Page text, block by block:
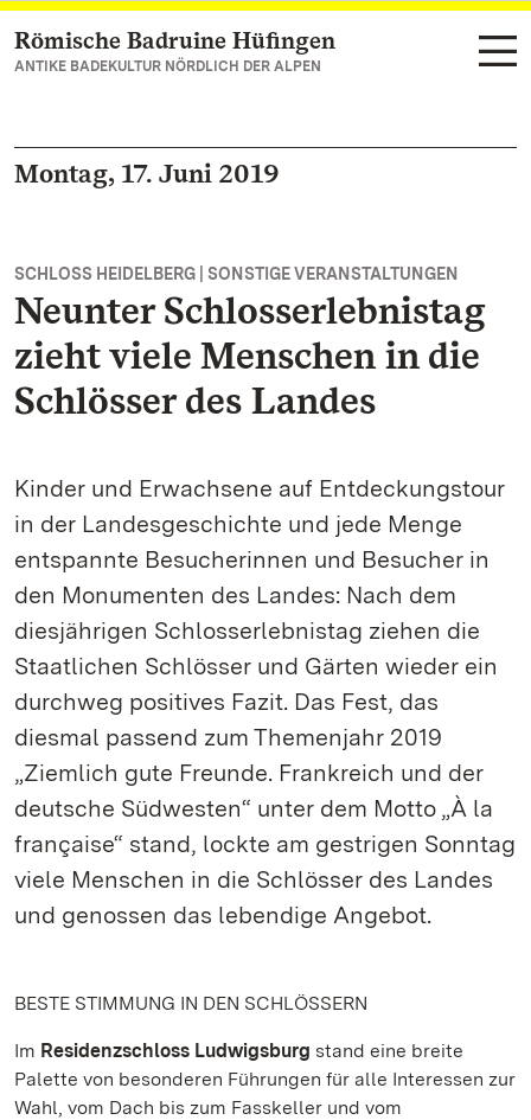
Zum Hauptinhalt springen
Römische Badruine Hüfingen
ANTIKE BADEKULTUR NÖRDLICH DER ALPEN
Montag, 17. Juni 2019
SCHLOSS HEIDELBERG | SONSTIGE VERANSTALTUNGEN
Neunter Schlosserlebnistag
zieht viele Menschen in die
Schlösser des Landes
Kinder und Erwachsene auf Entdeckungstour
in der Landesgeschichte und jede Menge
entspannte Besucherinnen und Besucher in
den Monumenten des Landes: Nach dem
diesjährigen Schlosserlebnistag ziehen die
Staatlichen Schlösser und Gärten wieder ein
durchweg positives Fazit. Das Fest, das
diesmal passend zum Themenjahr 2019
„Ziemlich gute Freunde. Frankreich und der
deutsche Südwesten“ unter dem Motto „À la
française“ stand, lockte am gestrigen Sonntag
viele Menschen in die Schlösser des Landes
und genossen das lebendige Angebot.
BESTE STIMMUNG IN DEN SCHLÖSSERN
Im Residenzschloss Ludwigsburg stand eine breite
Palette von besonderen Führungen für alle Interessen zur
Wahl, vom Dach bis zum Fasskeller und vom